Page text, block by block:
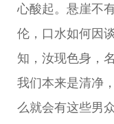
心酸起。悬崖不
伦，口水如何因
知，汝现色身，
我们本来是清净
么就会有这些男